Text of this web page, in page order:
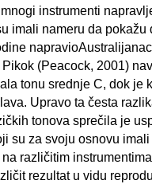
instrumenti
imali nameru da pokažu
(Peacock, 2001)
tonu srednje C, dok je
Upravo ta česta
tonova sprečila je
su za svoju osnovu
različitim
rezultat u vidu